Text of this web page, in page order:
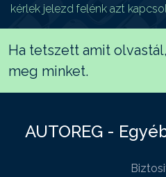
kérlek jelezd felénk azt
Ha tetszett amit
meg minket.
AUTOREG -